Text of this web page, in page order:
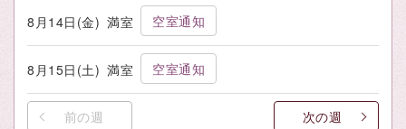
8月14日(金) 満室 空室通知
8月15日(土) 満室 空室通知
前の週 次の週